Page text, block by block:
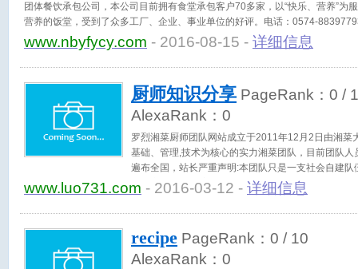
团体餐饮承包公司，本公司目前拥有食堂承包客户70多家，以“快乐、营养”为
营养的饭堂，受到了众多工厂、企业、事业单位的好评。电话：0574-
www.nbyfycy.com - 2016-08-15 - 详细信息
厨师知识分享 PageRank： 0 /
AlexaRank： 0
罗烈湘菜厨师团队网站成立于2011年12月2日由湘菜
基础、管理,技术为核心的实力湘菜团队，目前团队
遍布全国，站长严重声明:本团队只是一支社会自建
取利之网站,目前主要承接业务有餐饮开业筹备、湘
让，技术指导等。
www.luo731.com - 2016-03-12 - 详细信息
recipe PageRank： 0 / 10
AlexaRank： 0